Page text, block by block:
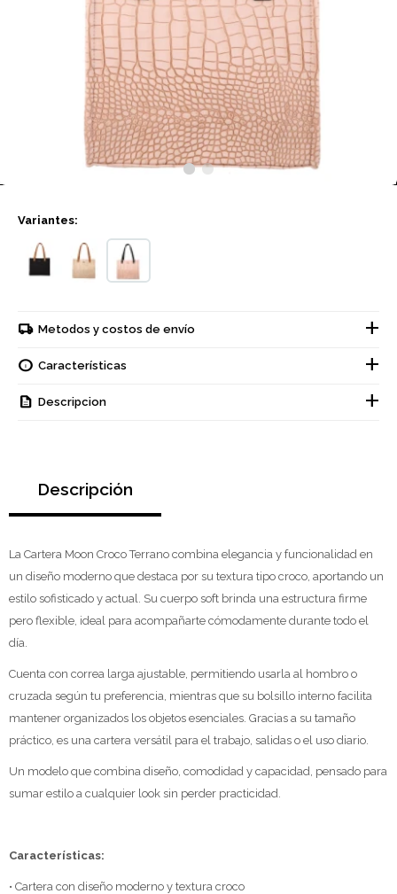
Variantes:
Metodos y costos de envío
Características
Descripcion
Descripción
La Cartera Moon Croco Terrano combina elegancia y funcionalidad en
un diseño moderno que destaca por su textura tipo croco, aportando un
estilo sofisticado y actual. Su cuerpo soft brinda una estructura firme
pero flexible, ideal para acompañarte cómodamente durante todo el
día.
Cuenta con correa larga ajustable, permitiendo usarla al hombro o
cruzada según tu preferencia, mientras que su bolsillo interno facilita
mantener organizados los objetos esenciales. Gracias a su tamaño
práctico, es una cartera versátil para el trabajo, salidas o el uso diario.
Un modelo que combina diseño, comodidad y capacidad, pensado para
sumar estilo a cualquier look sin perder practicidad.
Características:
• Cartera con diseño moderno y textura croco